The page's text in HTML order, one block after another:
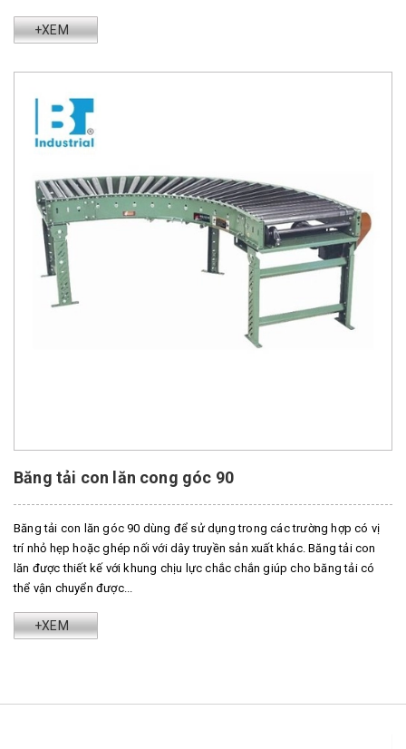
+XEM
Băng tải con lăn cong góc 90
Băng tải con lăn góc 90 dùng để sử dụng trong các trường hợp có vị
trí nhỏ hẹp hoặc ghép nối với dây truyền sản xuất khác. Băng tải con
lăn được thiết kế với khung chịu lực chắc chắn giúp cho băng tải có
thể vận chuyển được...
+XEM